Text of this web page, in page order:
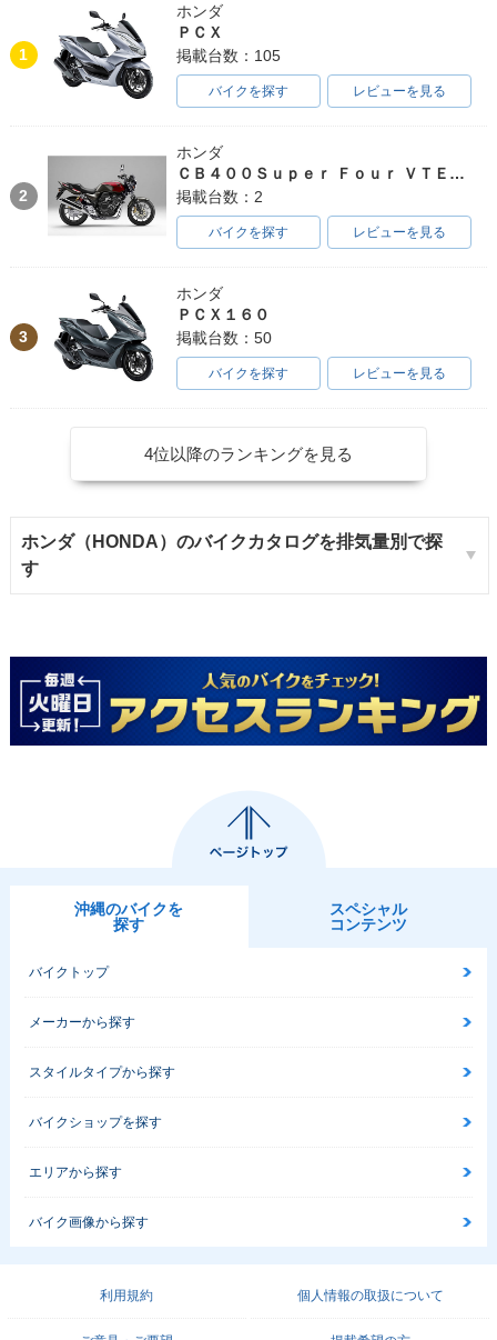
1
ホンダ
ＰＣＸ
掲載台数：105
バイクを探す レビューを見る
2
ホンダ
ＣＢ４００Ｓｕｐｅｒ Ｆｏｕｒ ＶＴＥＣ ＳＰＥＣ３
掲載台数：2
バイクを探す レビューを見る
3
ホンダ
ＰＣＸ１６０
掲載台数：50
バイクを探す レビューを見る
4位以降のランキングを見る
ホンダ（HONDA）のバイクカタログを排気量別で探
す
沖縄のバイクを
探す
スペシャル
コンテンツ
バイクトップ
メーカーから探す
スタイルタイプから探す
バイクショップを探す
エリアから探す
バイク画像から探す
利用規約 個人情報の取扱について